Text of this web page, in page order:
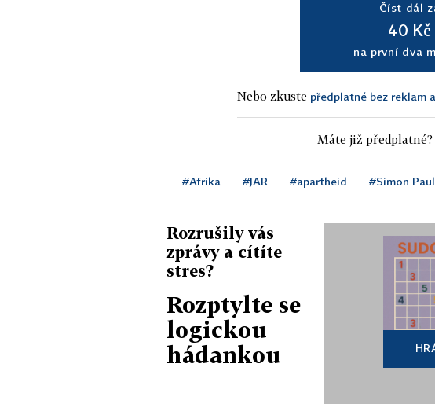
Číst dál
40 Kč
na první dva
Nebo zkuste předplatné bez reklam
Máte již předplatné?
#Afrika #JAR #apartheid #Simon Paul
Rozrušily vás
zprávy a cítíte
stres?
Rozptylte se
logickou
hádankou